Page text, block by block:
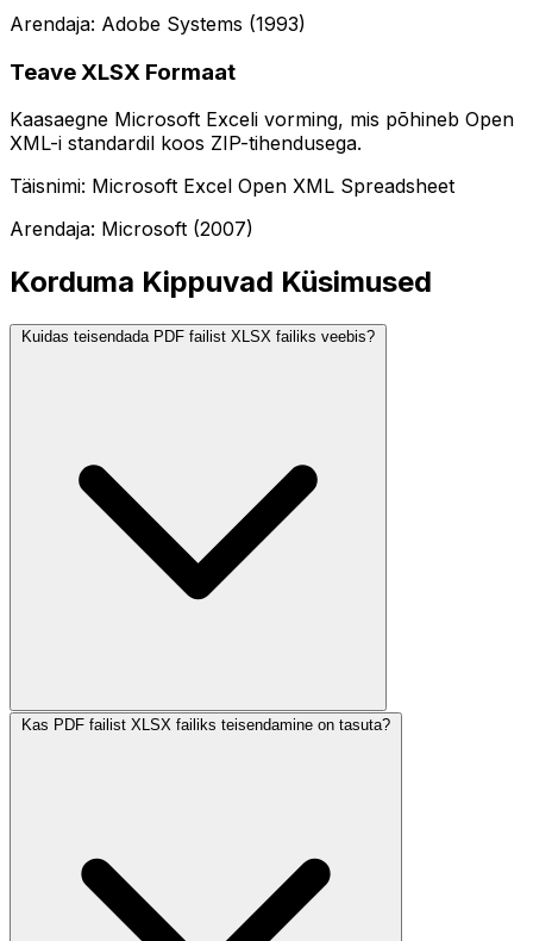
Arendaja: Adobe Systems (1993)
Teave XLSX Formaat
Kaasaegne Microsoft Exceli vorming, mis põhineb Open
XML-i standardil koos ZIP-tihendusega.
Täisnimi: Microsoft Excel Open XML Spreadsheet
Arendaja: Microsoft (2007)
Korduma Kippuvad Küsimused
Kuidas teisendada PDF failist XLSX failiks veebis?
Kas PDF failist XLSX failiks teisendamine on tasuta?